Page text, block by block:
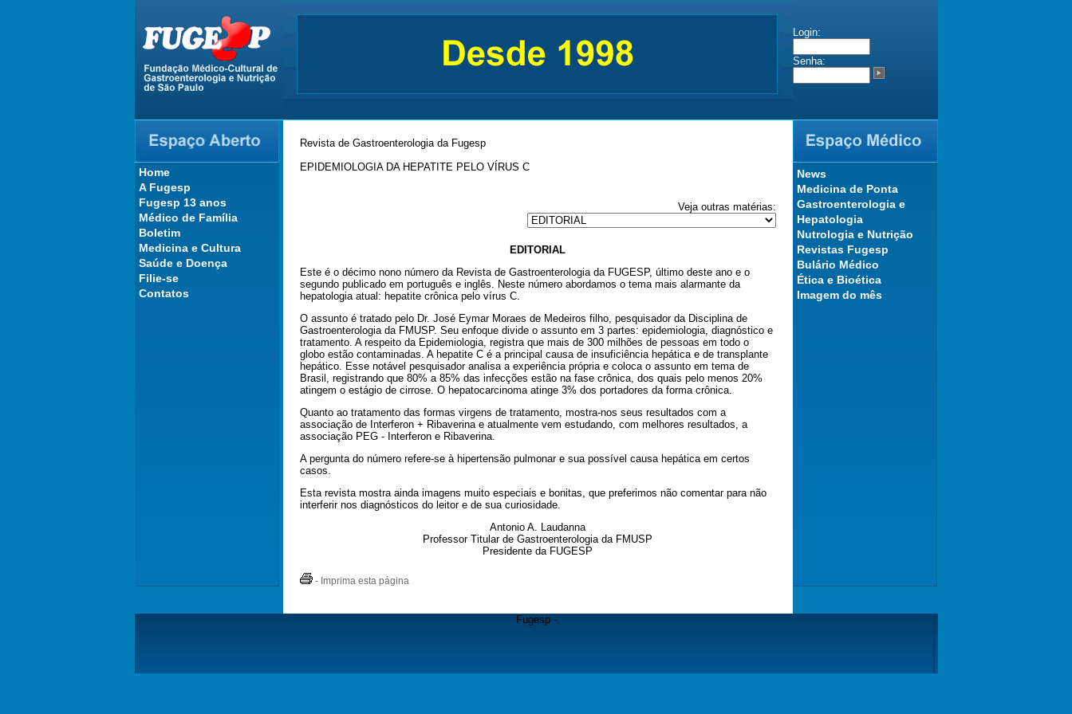
Login:
Senha:
Home
A Fugesp
Fugesp 13 anos
Médico de Família
Boletim
Medicina e Cultura
Saúde e Doença
Filie-se
Contatos
Revista de Gastroenterologia da Fugesp
EPIDEMIOLOGIA DA HEPATITE PELO VÍRUS C
Veja outras matérias:
EDITORIAL
Este é o décimo nono número da Revista de Gastroenterologia da FUGESP, último deste ano e o
segundo publicado em português e inglês. Neste número abordamos o tema mais alarmante da
hepatologia atual: hepatite crônica pelo vírus C.
O assunto é tratado pelo Dr. José Eymar Moraes de Medeiros filho, pesquisador da Disciplina de
Gastroenterologia da FMUSP. Seu enfoque divide o assunto em 3 partes: epidemiologia, diagnóstico e
tratamento. A respeito da Epidemiologia, registra que mais de 300 milhões de pessoas em todo o
globo estão contaminadas. A hepatite C é a principal causa de insuficiência hepática e de transplante
hepático. Esse notável pesquisador analisa a experiência própria e coloca o assunto em tema de
Brasil, registrando que 80% a 85% das infecções estão na fase crônica, dos quais pelo menos 20%
atingem o estágio de cirrose. O hepatocarcinoma atinge 3% dos portadores da forma crônica.
Quanto ao tratamento das formas virgens de tratamento, mostra-nos seus resultados com a
associação de Interferon + Ribaverina e atualmente vem estudando, com melhores resultados, a
associação PEG - Interferon e Ribaverina.
A pergunta do número refere-se à hipertensão pulmonar e sua possível causa hepática em certos
casos.
Esta revista mostra ainda imagens muito especiais e bonitas, que preferimos não comentar para não
interferir nos diagnósticos do leitor e de sua curiosidade.
Antonio A. Laudanna
Professor Titular de Gastroenterologia da FMUSP
Presidente da FUGESP
- Imprima esta página
News
Medicina de Ponta
Gastroenterologia e
Hepatologia
Nutrologia e Nutrição
Revistas Fugesp
Bulário Médico
Ética e Bioética
Imagem do mês
Fugesp -